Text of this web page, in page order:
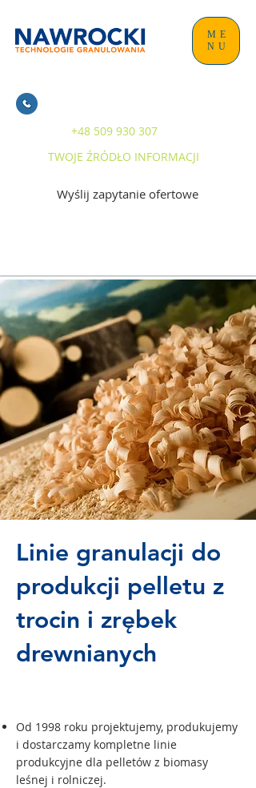
ME
NU
+48 509 930 307
TWOJE ŹRÓDŁO INFORMACJI
Wyślij zapytanie ofertowe
Linie granulacji do
produkcji pelletu z
trocin i zrębek
drewnianych
Od 1998 roku projektujemy, produkujemy
i dostarczamy kompletne linie
produkcyjne dla pelletów z biomasy
leśnej i rolniczej.